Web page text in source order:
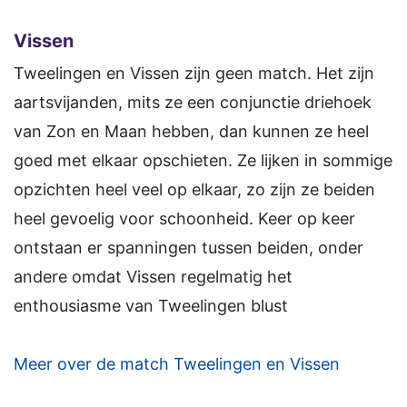
Vissen
Tweelingen en Vissen zijn geen match. Het zijn
aartsvijanden, mits ze een conjunctie driehoek
van Zon en Maan hebben, dan kunnen ze heel
goed met elkaar opschieten. Ze lijken in sommige
opzichten heel veel op elkaar, zo zijn ze beiden
heel gevoelig voor schoonheid. Keer op keer
ontstaan er spanningen tussen beiden, onder
andere omdat Vissen regelmatig het
enthousiasme van Tweelingen blust
Meer over de match Tweelingen en Vissen